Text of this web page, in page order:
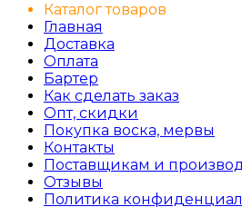
Каталог товаров
Главная
Доставка
Оплата
Бартер
Как сделать заказ
Опт, скидки
Покупка воска, мервы
Контакты
Поставщикам и
Отзывы
Политика